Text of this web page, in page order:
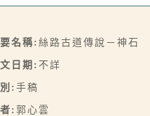
名稱: 絲路古道傳說－神石
日期: 不詳
: 手稿
: 郭心雲